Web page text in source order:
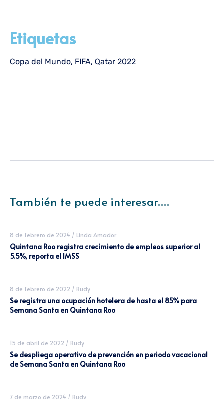
Etiquetas
Copa del Mundo, FIFA, Qatar 2022
También te puede interesar....
8 de febrero de 2024 / Linda Amador
Quintana Roo registra crecimiento de empleos superior al
5.5%, reporta el IMSS
8 de febrero de 2022 / Rudy
Se registra una ocupación hotelera de hasta el 85% para
Semana Santa en Quintana Roo
15 de abril de 2022 / Rudy
Se despliega operativo de prevención en periodo vacacional
de Semana Santa en Quintana Roo
7 de marzo de 2024 / Rudy